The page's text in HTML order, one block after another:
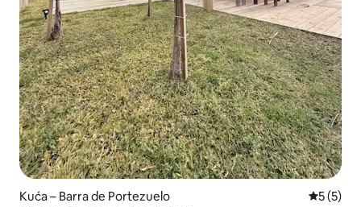
Kuća – Barra de Portezuelo
5 (5)